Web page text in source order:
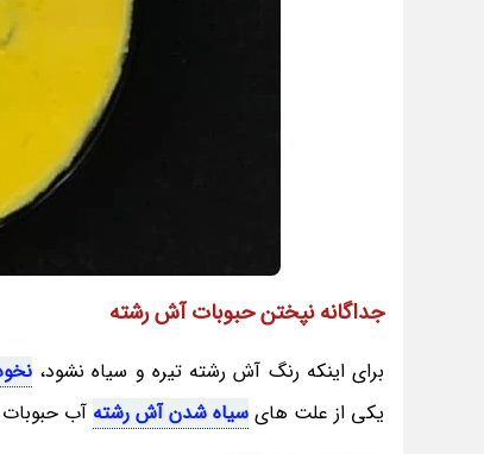
جداگانه نپختن حبوبات آش رشته
برای اینکه رنگ آش رشته تیره و سیاه نشود،
یکی از علت های سیاه شدن آش رشته آب